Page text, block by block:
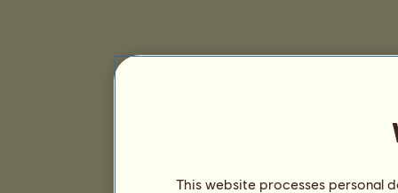
This website processes personal